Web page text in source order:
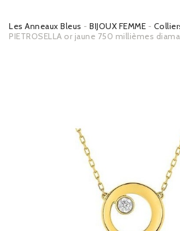
Les Anneaux Bleus BIJOUX FEMME
PIETROSELLA or jaune 750 millièmes